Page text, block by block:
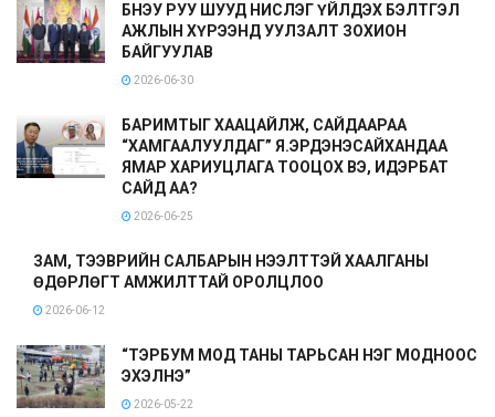
БНЭУ РУУ ШУУД НИСЛЭГ ҮЙЛДЭХ БЭЛТГЭЛ
АЖЛЫН ХҮРЭЭНД УУЛЗАЛТ ЗОХИОН
БАЙГУУЛАВ
2026-06-30
БАРИМТЫГ ХААЦАЙЛЖ, САЙДААРАА
“ХАМГААЛУУЛДАГ” Я.ЭРДЭНЭСАЙХАНДАА
ЯМАР ХАРИУЦЛАГА ТООЦОХ ВЭ, ИДЭРБАТ
САЙД АА?
2026-06-25
ЗАМ, ТЭЭВРИЙН САЛБАРЫН НЭЭЛТТЭЙ ХААЛГАНЫ
ӨДӨРЛӨГТ АМЖИЛТТАЙ ОРОЛЦЛОО
2026-06-12
“ТЭРБУМ МОД ТАНЫ ТАРЬСАН НЭГ МОДНООС
ЭХЭЛНЭ”
2026-05-22